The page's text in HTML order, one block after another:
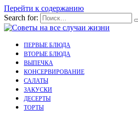
Перейти к содержанию
Search for:
ПЕРВЫЕ БЛЮДА
ВТОРЫЕ БЛЮДА
ВЫПЕЧКА
КОНСЕРВИРОВАНИЕ
САЛАТЫ
ЗАКУСКИ
ДЕСЕРТЫ
ТОРТЫ